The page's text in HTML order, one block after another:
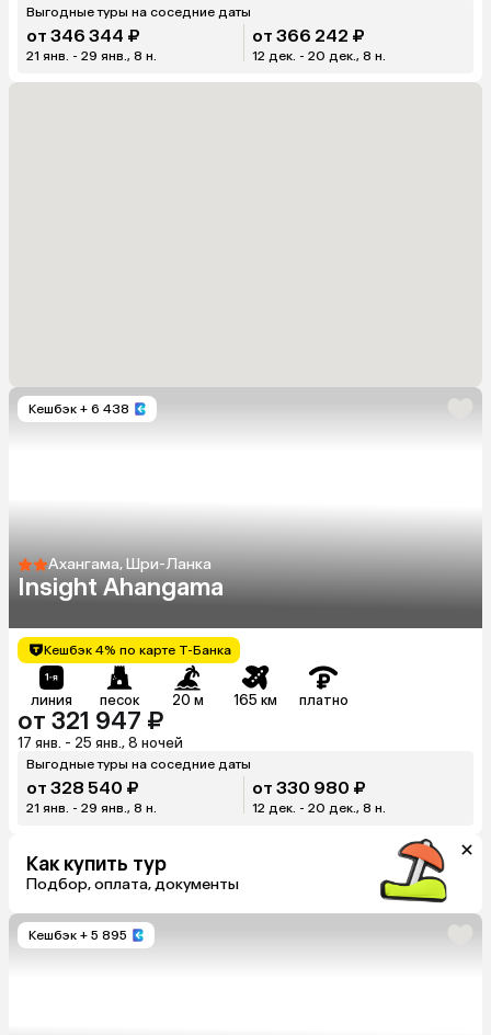
Выгодные туры на соседние даты
от 346 344 ₽
21 янв. - 29 янв., 8 н.
от 366 242 ₽
12 дек. - 20 дек., 8 н.
Кешбэк + 6 438
Ахангама, Шри-Ланка
Insight Ahangama
Кешбэк 4% по карте Т-Банка
линия песок 20 м 165 км платно
от 321 947 ₽
17 янв. - 25 янв., 8 ночей
Выгодные туры на соседние даты
от 328 540 ₽
21 янв. - 29 янв., 8 н.
от 330 980 ₽
12 дек. - 20 дек., 8 н.
Как купить тур
Подбор, оплата, документы
Кешбэк + 5 895